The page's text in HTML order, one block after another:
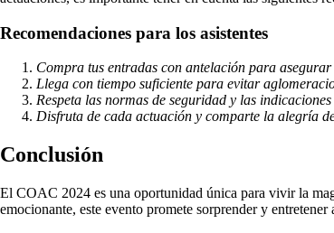
Recomendaciones para los asistentes
Compra tus entradas con antelación para
Llega con tiempo suficiente para evitar
Respeta las normas de seguridad y las
Disfruta de cada actuación y comparte la alegría
Conclusión
El COAC 2024 es una oportunidad única para vivir la
emocionante, este evento promete sorprender y